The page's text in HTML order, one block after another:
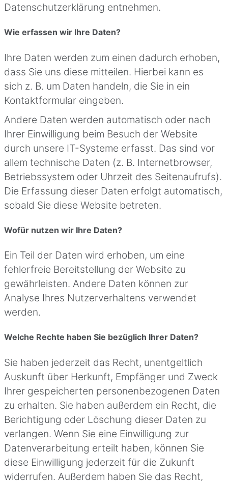
Datenschutzerklärung entnehmen.
Wie erfassen wir Ihre Daten?
Ihre Daten werden zum einen dadurch erhoben,
dass Sie uns diese mitteilen. Hierbei kann es
sich z. B. um Daten handeln, die Sie in ein
Kontaktformular eingeben.
Andere Daten werden automatisch oder nach
Ihrer Einwilligung beim Besuch der Website
durch unsere IT-Systeme erfasst. Das sind vor
allem technische Daten (z. B. Internetbrowser,
Betriebssystem oder Uhrzeit des Seitenaufrufs).
Die Erfassung dieser Daten erfolgt automatisch,
sobald Sie diese Website betreten.
Wofür nutzen wir Ihre Daten?
Ein Teil der Daten wird erhoben, um eine
fehlerfreie Bereitstellung der Website zu
gewährleisten. Andere Daten können zur
Analyse Ihres Nutzerverhaltens verwendet
werden.
Welche Rechte haben Sie bezüglich Ihrer Daten?
Sie haben jederzeit das Recht, unentgeltlich
Auskunft über Herkunft, Empfänger und Zweck
Ihrer gespeicherten personenbezogenen Daten
zu erhalten. Sie haben außerdem ein Recht, die
Berichtigung oder Löschung dieser Daten zu
verlangen. Wenn Sie eine Einwilligung zur
Datenverarbeitung erteilt haben, können Sie
diese Einwilligung jederzeit für die Zukunft
widerrufen. Außerdem haben Sie das Recht,